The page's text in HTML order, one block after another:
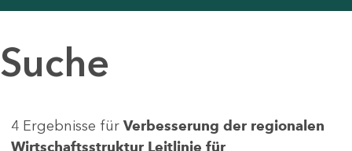
Suche
4 Ergebnisse für Verbesserung der regionalen
Wirtschaftsstruktur Leitlinie für